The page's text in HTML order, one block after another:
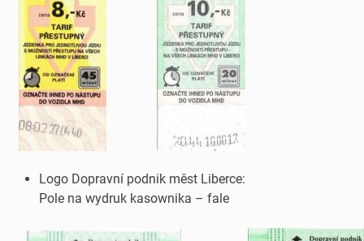
Logo Dopravní podnik měst Liberce:
Pole na wydruk kasownika – fale